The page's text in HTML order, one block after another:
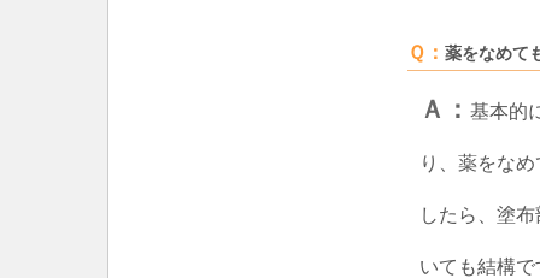
Ｑ： 薬をなめて
Ａ： 基本的
り、薬をな
したら、塗
いても結構